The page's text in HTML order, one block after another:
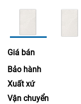
Giá bán
Bảo hành
Xuất xứ
Vận chuyển